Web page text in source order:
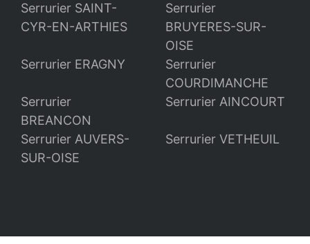
Serrurier SAINT-
CYR-EN-ARTHIES
Serrurier
BRUYERES-SUR-
OISE
Serrurier ERAGNY
Serrurier
COURDIMANCHE
Serrurier
BREANCON
Serrurier AINCOURT
Serrurier AUVERS-
SUR-OISE
Serrurier VETHEUIL